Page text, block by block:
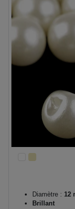
Diamètre : 12
Brillant